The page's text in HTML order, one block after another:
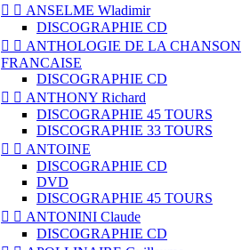
  ANSELME Wladimir
DISCOGRAPHIE CD
  ANTHOLOGIE DE LA CHANSON
FRANCAISE
DISCOGRAPHIE CD
  ANTHONY Richard
DISCOGRAPHIE 45 TOURS
DISCOGRAPHIE 33 TOURS
  ANTOINE
DISCOGRAPHIE CD
DVD
DISCOGRAPHIE 45 TOURS
  ANTONINI Claude
DISCOGRAPHIE CD